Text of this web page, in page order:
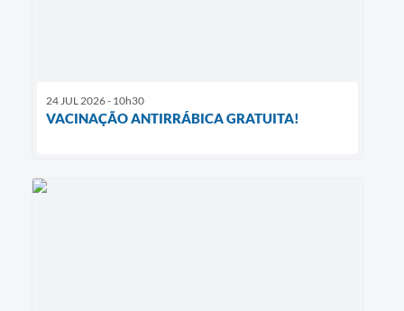
24 JUL 2026 - 10h30
VACINAÇÃO ANTIRRÁBICA GRATUITA!